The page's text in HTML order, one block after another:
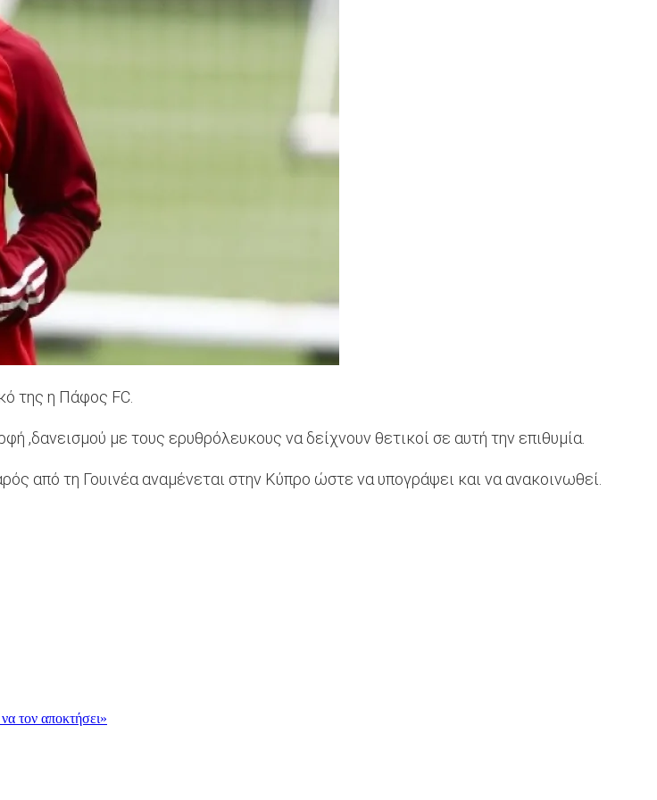
της η Πάφος FC.
,δανεισμού με τους ερυθρόλευκους να δείχνουν θετικοί σε αυτή την επιθυμία.
από τη Γουινέα αναμένεται στην Κύπρο ώστε να υπογράψει και να ανακοινωθεί.
τον αποκτήσει»